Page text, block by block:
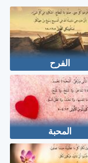
الفرح
المحبة